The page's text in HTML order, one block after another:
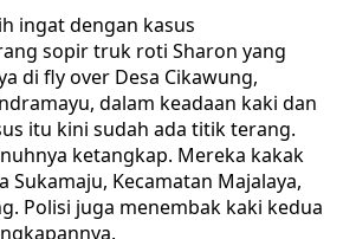
ingat dengan kasus
sopir truk roti Sharon yang
di fly over Desa Cikawung,
dalam keadaan kaki dan
itu kini sudah ada titik terang.
ketangkap. Mereka kakak
Sukamaju, Kecamatan Majalaya,
Polisi juga menembak kaki kedua